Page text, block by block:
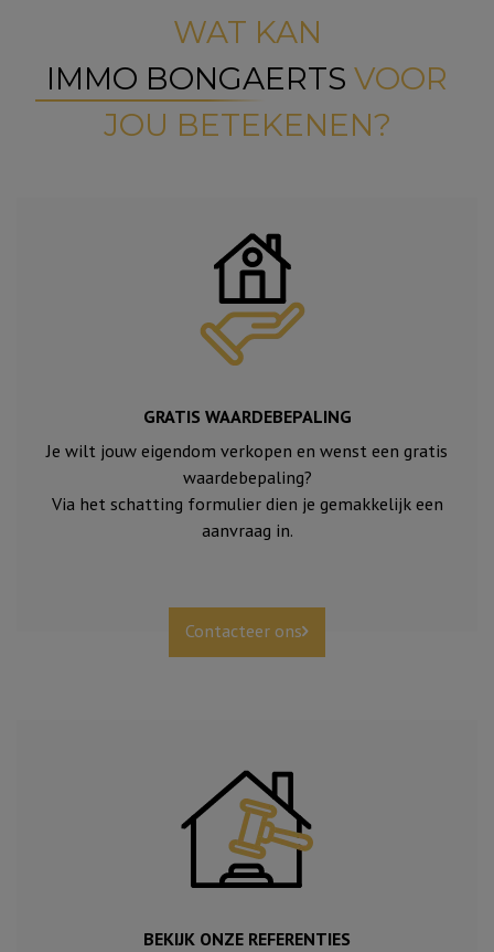
WAT KAN
IMMO BONGAERTS VOOR
JOU BETEKENEN?
GRATIS WAARDEBEPALING
Je wilt jouw eigendom verkopen en wenst een gratis
waardebepaling?
Via het schatting formulier dien je gemakkelijk een
aanvraag in.
Contacteer ons
BEKIJK ONZE REFERENTIES